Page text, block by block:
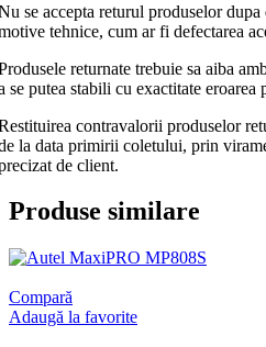
se accepta returul produselor
tehnice, cum ar fi defectarea
returnate trebuie sa aiba
se putea stabili cu exactitate eroarea
contravalorii produselor
la data primirii coletului, prin
de client.
Produse similare
Compară
Adaugă la favorite